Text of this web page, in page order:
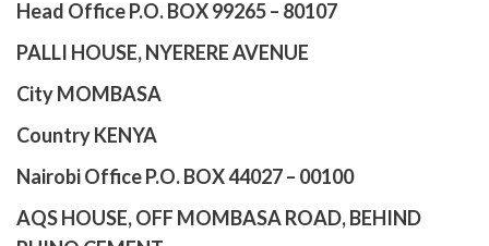
Head Office P.O. BOX 99265 – 80107
PALLI HOUSE, NYERERE AVENUE
City MOMBASA
Country KENYA
Nairobi Office P.O. BOX 44027 – 00100
AQS HOUSE, OFF MOMBASA ROAD, BEHIND